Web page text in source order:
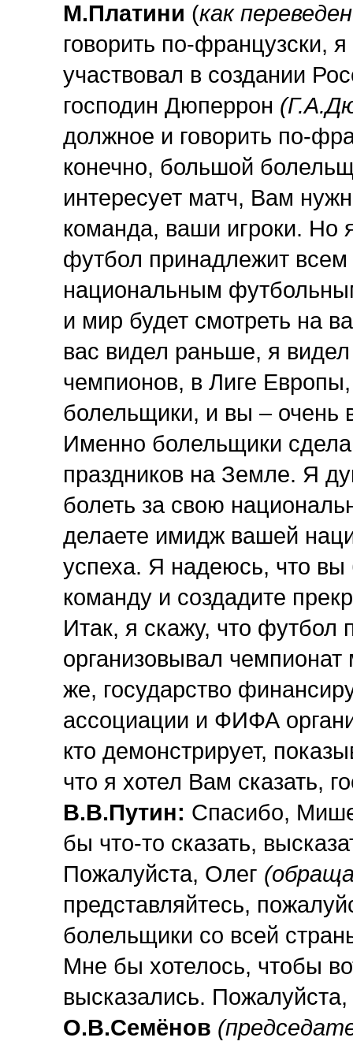
М.Платини (как
говорить по-французски,
участвовал в создании
господин Дюперрон (Г.А.Д
должное и говорить по-
конечно, большой
интересует матч, Вам
команда, ваши игроки. Но
футбол принадлежит всем
национальным
и мир будет смотреть на
вас видел раньше, я
чемпионов, в Лиге
болельщики, и вы – очень
Именно болельщики
праздников на Земле. Я
болеть за свою
делаете имидж вашей
успеха. Я надеюсь, что
команду и создадите
Итак, я скажу, что
организовывал
же, государство
ассоциации и ФИФА
кто демонстрирует,
что я хотел Вам сказать,
В.В.Путин: Спасибо,
бы что-то сказать,
Пожалуйста, Олег
представляйтесь,
болельщики со всей
Мне бы хотелось, чтобы
высказались.
О.В.Семёнов